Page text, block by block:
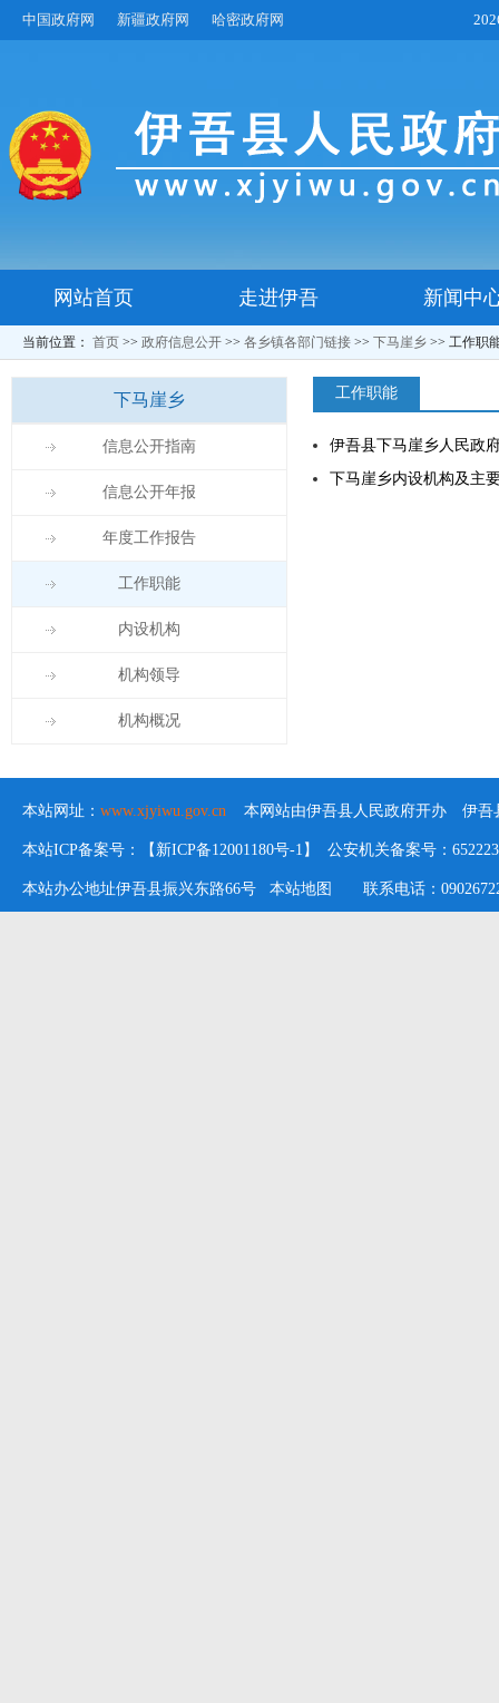
中国政府网 新疆政府网 哈密政府网
网站首页 走进伊吾 新闻中
当前位置： 首页 >> 政府信息公开 >> 各乡镇各部门链接 >> 下马崖乡 >> 工作职
下马崖乡
信息公开指南
信息公开年报
年度工作报告
工作职能
内设机构
机构领导
机构概况
工作职能
伊吾县下马崖乡人民政
下马崖乡内设机构及主
本站网址： www.xjyiwu.gov.cn 本网站由伊吾县人民政府开办 伊吾
本站ICP备案号：【新ICP备12001180号-1】 公安机关备案号：
本站办公地址伊吾县振兴东路66号 本站地图 联系电话：